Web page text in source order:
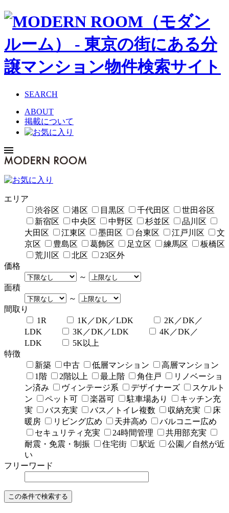
SEARCH
ABOUT
掲載について
エリア
渋谷区
港区 目黒区 千代田区
世田谷区
新宿区
中央区 中野区 杉並区
品川区
大田区
江東区 墨田区 台東区 江戸川区
文
京区
豊島区 葛飾区 足立区 練馬区
板橋区
荒川区
北区
23区外
価格
～
面積
～
間取り
1R
1K／DK／LDK
2K／DK／
LDK
3K／DK／LDK
4K／DK／
LDK
5K以上
特徴
新築
中古 低層マンション
高層マンション
1階
2階以上 最上階 角住戸
リノベーショ
ン済み
ヴィンテージ系 デザイナーズ
スケルト
ン
ペット可 楽器可 駐車場あり
キッチン充
実
バス充実 バス／トイレ複数 収納充実
床
暖房
リビング広め 天井高め
バルコニー広め
セキュリティ充実
24時間管理
共用部充実
耐震・免震・制振
住宅街 駅近
公園／自然が近
い
フリーワード